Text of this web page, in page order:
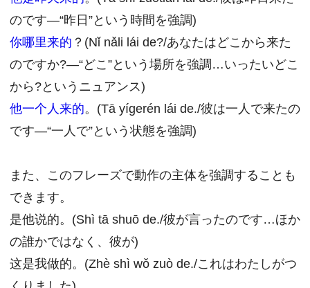
のです―“昨日”という時間を強調)
你哪里来的 ？(Nǐ nǎli lái de?/あなたはどこから来た
のですか?―“どこ”という場所を強調…いったいどこ
から?というニュアンス)
他一个人来的。(Tā yígerén lái de./彼は一人で来たの
です―“一人で”という状態を強調)
また、このフレーズで動作の主体を強調することも
できます。
是他说的。(Shì tā shuō de./彼が言ったのです…ほか
の誰かではなく、彼が)
这是我做的。(Zhè shì wǒ zuò de./これはわたしがつ